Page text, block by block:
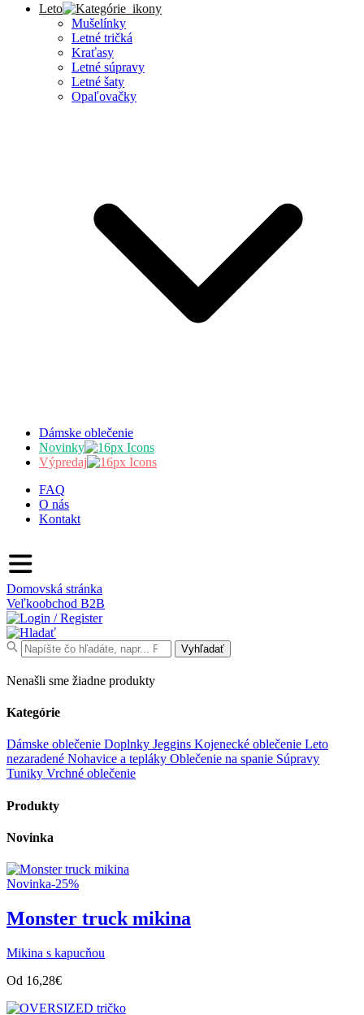
Leto
Mušelínky
Letné tričká
Kraťasy
Letné súpravy
Letné šaty
Opaľovačky
Dámske oblečenie
Novinky
Výpredaj
FAQ
O nás
Kontakt
Domovská stránka
Veľkoobchod B2B
Search
for:
Vyhľadať
Nenašli sme žiadne produkty
Kategórie
Dámske oblečenie Doplnky Jeggins Kojenecké oblečenie Leto
nezaradené Nohavice a tepláky Oblečenie na spanie Súpravy
Tuniky Vrchné oblečenie
Produkty
Novinka
Novinka-25%
Monster truck mikina
Mikina s kapucňou
Od 16,28€